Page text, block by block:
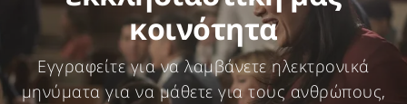
κοινότητα
Εγγραφείτε για να λαμβάνετε ηλεκτρονικά
μηνύματα για να μάθετε για τους ανθρώπους,